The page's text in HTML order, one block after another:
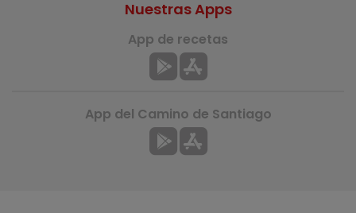
Nuestras Apps
App de recetas
App del Camino de Santiago